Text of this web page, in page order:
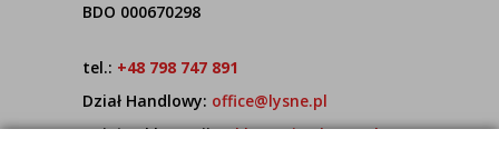
BDO 000670298
tel.: +48 798 747 891
Dział Handlowy: office@lysne.pl
Dział Reklamacji:reklamacje@lysne.pl